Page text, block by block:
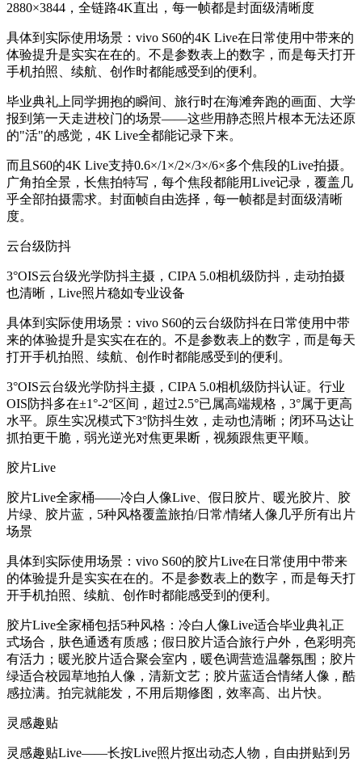
2880×3844，全链路4K直出，每一帧都是封面级清晰度
具体到实际使用场景：vivo S60的4K Live在日常使用中带来的
体验提升是实实在在的。不是参数表上的数字，而是每天打开
手机拍照、续航、创作时都能感受到的便利。
毕业典礼上同学拥抱的瞬间、旅行时在海滩奔跑的画面、大学
报到第一天走进校门的场景——这些用静态照片根本无法还原
的"活"的感觉，4K Live全都能记录下来。
而且S60的4K Live支持0.6×/1×/2×/3×/6×多个焦段的Live拍摄。
广角拍全景，长焦拍特写，每个焦段都能用Live记录，覆盖几
乎全部拍摄需求。封面帧自由选择，每一帧都是封面级清晰
度。
云台级防抖
3°OIS云台级光学防抖主摄，CIPA 5.0相机级防抖，走动拍摄
也清晰，Live照片稳如专业设备
具体到实际使用场景：vivo S60的云台级防抖在日常使用中带
来的体验提升是实实在在的。不是参数表上的数字，而是每天
打开手机拍照、续航、创作时都能感受到的便利。
3°OIS云台级光学防抖主摄，CIPA 5.0相机级防抖认证。行业
OIS防抖多在±1°-2°区间，超过2.5°已属高端规格，3°属于更高
水平。原生实况模式下3°防抖生效，走动也清晰；闭环马达让
抓拍更干脆，弱光逆光对焦更果断，视频跟焦更平顺。
胶片Live
胶片Live全家桶——冷白人像Live、假日胶片、暖光胶片、胶
片绿、胶片蓝，5种风格覆盖旅拍/日常/情绪人像几乎所有出片
场景
具体到实际使用场景：vivo S60的胶片Live在日常使用中带来
的体验提升是实实在在的。不是参数表上的数字，而是每天打
开手机拍照、续航、创作时都能感受到的便利。
胶片Live全家桶包括5种风格：冷白人像Live适合毕业典礼正
式场合，肤色通透有质感；假日胶片适合旅行户外，色彩明亮
有活力；暖光胶片适合聚会室内，暖色调营造温馨氛围；胶片
绿适合校园草地拍人像，清新文艺；胶片蓝适合情绪人像，酷
感拉满。拍完就能发，不用后期修图，效率高、出片快。
灵感趣贴
灵感趣贴Live——长按Live照片抠出动态人物，自由拼贴到另